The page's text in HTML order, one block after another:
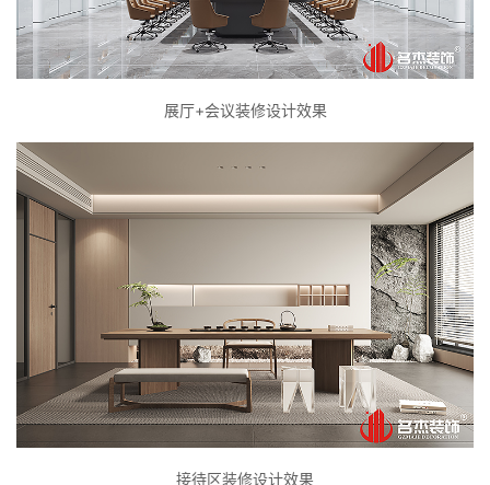
展厅+会议装修设计效果
接待区装修设计效果